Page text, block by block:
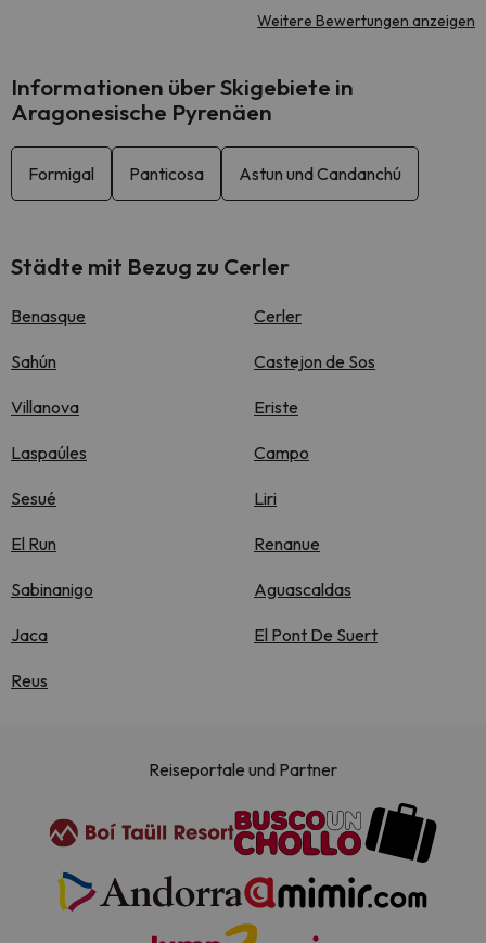
Weitere Bewertungen anzeigen
Informationen über Skigebiete in
Aragonesische Pyrenäen
Formigal Panticosa Astun und Candanchú
Städte mit Bezug zu Cerler
Benasque Cerler
Sahún Castejon de Sos
Villanova Eriste
Laspaúles Campo
Sesué Liri
El Run Renanue
Sabinanigo Aguascaldas
Jaca El Pont De Suert
Reus
Reiseportale und Partner